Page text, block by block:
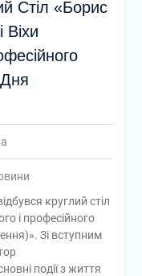
Стіл «Борис
Віхи
круглий стіл
і професійного
Зі вступним
події з життя